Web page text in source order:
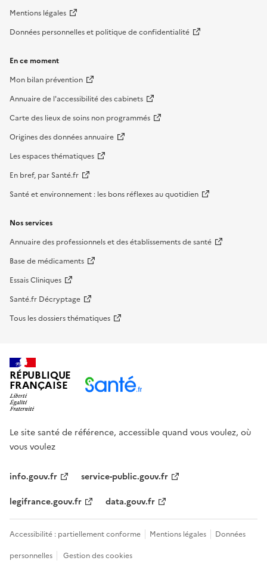
Mentions légales
Données personnelles et politique de confidentialité
En ce moment
Mon bilan prévention
Annuaire de l'accessibilité des cabinets
Carte des lieux de soins non programmés
Origines des données annuaire
Les espaces thématiques
En bref, par Santé.fr
Santé et environnement : les bons réflexes au quotidien
Nos services
Annuaire des professionnels et des établissements de santé
Base de médicaments
Essais Cliniques
Santé.fr Décryptage
Tous les dossiers thématiques
RÉPUBLIQUE
FRANÇAISE
Le site santé de référence, accessible quand vous voulez, où
vous voulez
info.gouv.fr
service-public.gouv.fr
legifrance.gouv.fr
data.gouv.fr
Accessibilité : partiellement conforme Mentions légales
Données
personnelles
Gestion des cookies